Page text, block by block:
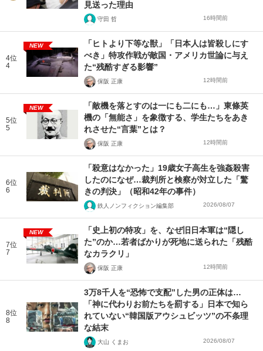
見送った理由
守田 哲 16時間前
4位
4
NEW
「ヒトより下等な獣」「日本人は皆殺しにす
べき」特攻作戦が敵国・アメリカ世論に与え
た“残酷すぎる影響”
保阪 正康 12時間前
5位
5
NEW
「敵機を落とすのは一にも二にも…」東條英
機の「無能さ」を象徴する、学生たちをあき
れさせた“言葉”とは？
保阪 正康 12時間前
6位
6
「殺意はなかった」19歳女子高生を強姦殺害
したのになぜ…裁判所と検察が対立した「驚
きの判決」（昭和42年の事件）
鉄人ノンフィクション編集部 2026/08/07
7位
7
NEW
「史上初の特攻」を、なぜ旧日本軍は“隠し
た”のか…若者ばかりが死地に送られた「残酷
なカラクリ」
保阪 正康 12時間前
8位
8
3万8千人を“恐怖で支配”した男の正体は…
「神に代わりお前たちを罰する」日本で知ら
れていない“韓国版アウシュビッツ”の不条理
な結末
大山 くまお 2026/08/07